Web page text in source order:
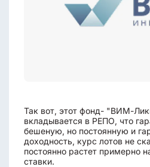
Так вот, этот фонд- "ВИМ-
вкладывается в РЕПО, что
бешеную, но постоянную и
доходность, курс лотов не
постоянно растет примерно
ставки.